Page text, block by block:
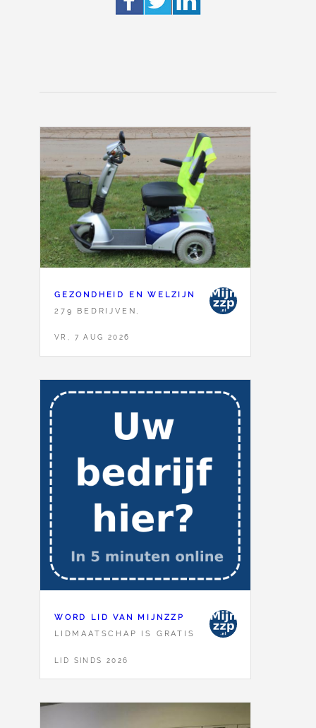
GEZONDHEID EN WELZIJN
279 BEDRIJVEN,
VR, 7 AUG 2026
WORD LID VAN MIJNZZP
LIDMAATSCHAP IS GRATIS
LID SINDS 2026